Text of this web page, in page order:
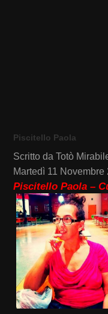
Piscitello Paola
Scritto da Totò
Martedì 11 Novembre
Piscitello Paola –